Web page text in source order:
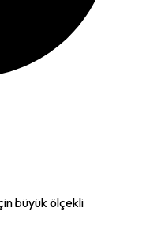
büyük ölçekli